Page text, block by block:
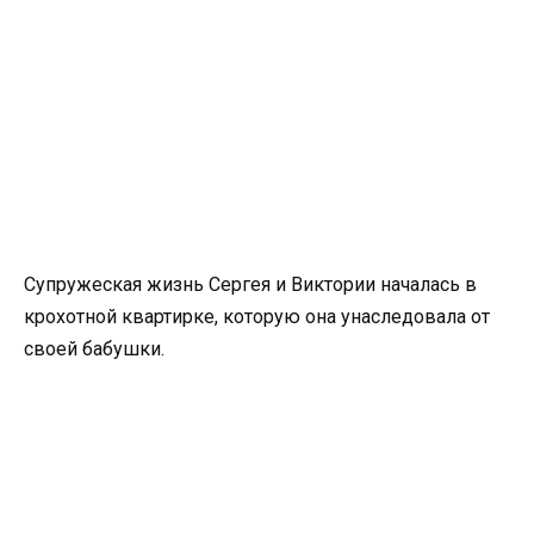
Супружеская жизнь Сергея и Виктории началась в
крохотной квартирке, которую она унаследовала от
своей бабушки.